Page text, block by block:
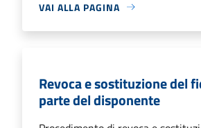
VAI ALLA PAGINA
Revoca e sostituzione del
parte del disponente